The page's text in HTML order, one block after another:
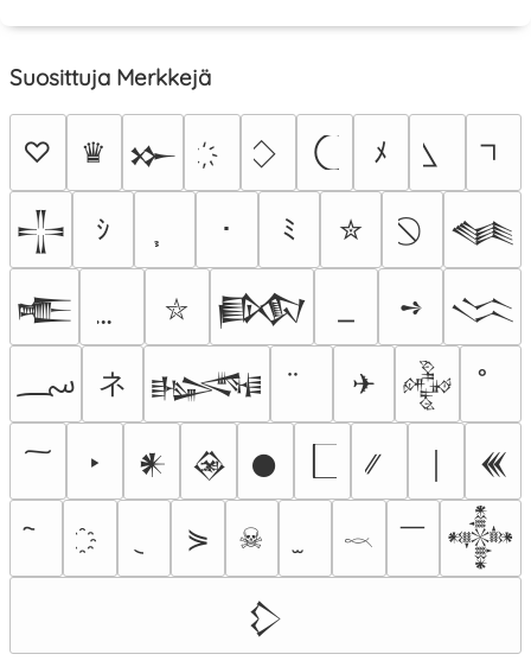
Suosittuja Merkkejä
♡ ♛ 𒁍 ﾒ
𒋲 ｼ ･ ﾐ ✮ 𒈝
𒍫 ⛥ 𒁃 ➺ 𒈱
؄ ネ 𒈙 ✈ 𒅒
‣ 𒀭 𒊲 𒊹 𒌍
⋟ ☠ 𓎖 ￣ 𒀱
𒁷